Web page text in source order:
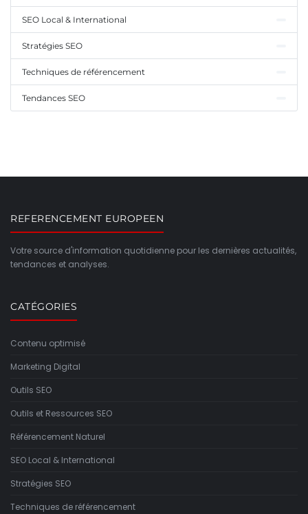
SEO Local & International
Stratégies SEO
Techniques de référencement
Tendances SEO
REFERENCEMENT EUROPEEN
Votre source d'information quotidienne pour les dernières actualités,
tendances et analyses.
CATÉGORIES
Contenu optimisé
Marketing Digital
Outils SEO
Outils et Ressources SEO
Référencement Naturel
SEO Local & International
Stratégies SEO
Techniques de référencement